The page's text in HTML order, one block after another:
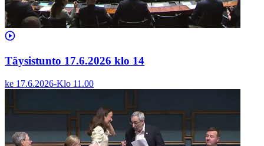
Täysistunto 17.6.2026 klo 14
ke 17.6.2026-Klo 11.00